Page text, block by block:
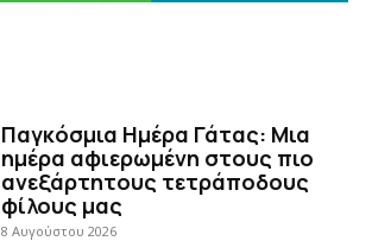
Παγκόσμια Ημέρα Γάτας: Μια
ημέρα αφιερωμένη στους πιο
ανεξάρτητους τετράποδους
φίλους μας
8 Αυγούστου 2026